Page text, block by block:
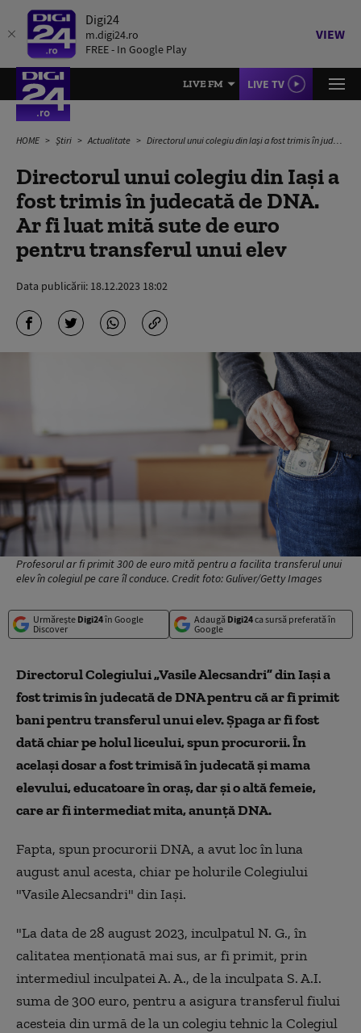
Digi24
m.digi24.ro
FREE - In Google Play
VIEW
LIVE FM LIVE TV
HOME Știri Actualitate Directorul unui colegiu din Iași a fost trimis în judecată de DNA. Ar fi luat mită sute de euro pentru transferul unui elev
Directorul unui colegiu din Iași a
fost trimis în judecată de DNA.
Ar fi luat mită sute de euro
pentru transferul unui elev
Data publicării: 18.12.2023 18:02
Profesorul ar fi primit 300 de euro mită pentru a facilita transferul unui
elev în colegiul pe care îl conduce. Credit foto: Guliver/Getty Images
Urmărește Digi24în Google
Discover
Adaugă Digi24ca sursă preferată în
Google
Directorul Colegiului „Vasile Alecsandri” din Iași a
fost trimis în judecată de DNA pentru că ar fi primit
bani pentru transferul unui elev. Șpaga ar fi fost
dată chiar pe holul liceului, spun procurorii.În
același dosar a fost trimisă în judecată și mama
elevului, educatoare în oraș, dar și o altă femeie,
care ar fi intermediat mita, anunță DNA.
Fapta, spun procurorii DNA, a avut loc în luna
august anul acesta, chiar pe holurile Colegiului
"Vasile Alecsandri" din Iași.
"La data de 28 august 2023, inculpatul N. G., în
calitatea menționată mai sus, ar fi primit, prin
intermediul inculpatei A. A., de la inculpata S. A.I.
suma de 300 euro, pentru a asigura transferul fiului
acesteia din urmă de la un colegiu tehnic la Colegiul